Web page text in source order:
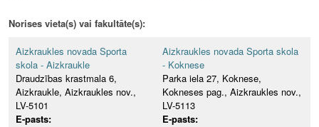
Norises vieta(s) vai fakultāte(s):
Aizkraukles novada Sporta
skola - Aizkraukle
Draudzības krastmala 6,
Aizkraukle, Aizkraukles nov.,
LV-5101
E-pasts:
Aizkraukles novada Sporta skola
- Koknese
Parka iela 27, Koknese,
Kokneses pag., Aizkraukles nov.,
LV-5113
E-pasts: